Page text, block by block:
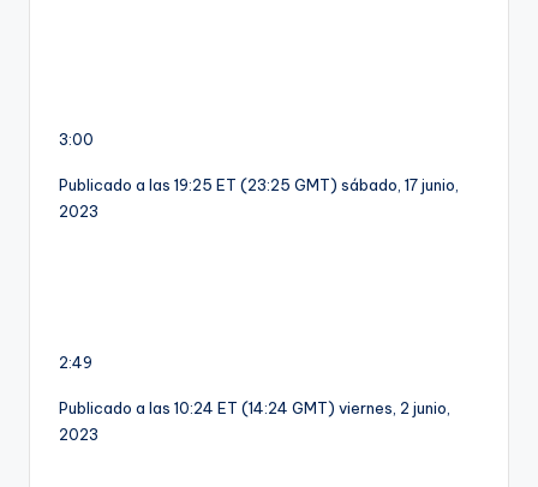
3:00
Publicado a las 19:25 ET (23:25 GMT) sábado, 17 junio,
2023
2:49
Publicado a las 10:24 ET (14:24 GMT) viernes, 2 junio,
2023